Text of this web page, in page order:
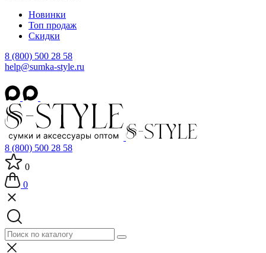
Новинки
Топ продаж
Скидки
8 (800) 500 28 58
help@sumka-style.ru
8 (800) 500 28 58
0
0